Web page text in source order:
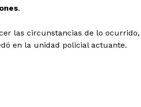
.
las circunstancias de lo ocurrido,
en la unidad policial actuante.